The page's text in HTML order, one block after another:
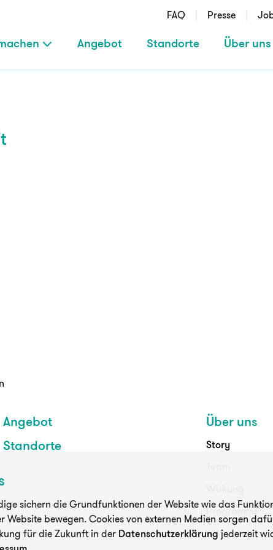
FAQ Presse
Angebot Standorte Über uns
Angebot
Standorte
Über uns
Story
Programme
sichern die Grundfunktionen der Website wie das
bewegen. Cookies von externen Medien sorgen
für die Zukunft in der Datenschutzerklärung jederzeit